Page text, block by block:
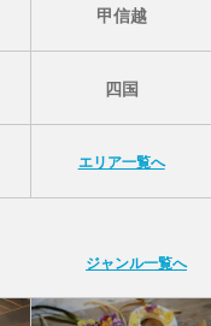
甲信越
四国
エリア一覧へ
ジャンル一覧へ